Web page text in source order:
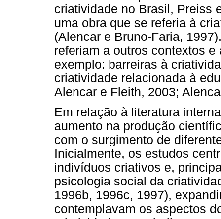
criatividade no Brasil, Preiss
uma obra que se referia à
(Alencar e Bruno-Faria,
referiam a outros contextos
exemplo: barreiras à
criatividade relacionada à
Alencar e Fleith, 2003;
Em relação à literatura
aumento na produção
com o surgimento de
Inicialmente, os estudos
indivíduos criativos e,
psicologia social da
1996b, 1996c, 1997),
contemplavam os aspectos